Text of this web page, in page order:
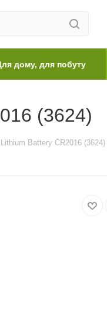
дому, для побуту
(3624)
Battery CR2016 (3624)